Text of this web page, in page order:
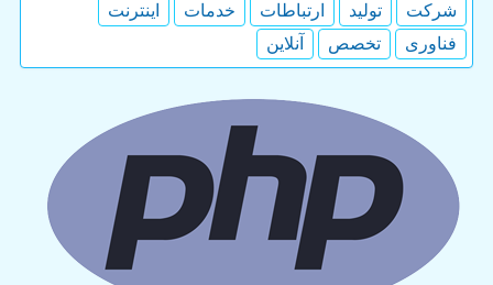
شركت تولید ارتباطات خدمات
اینترنت
فناوری
تخصص آنلاین